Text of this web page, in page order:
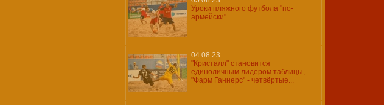
Уроки пляжного футбола "по-
армейски"...
04.08.23
"Кристалл" становится
единоличным лидером таблицы,
"Фарм Ганнерс" - четвёртые...